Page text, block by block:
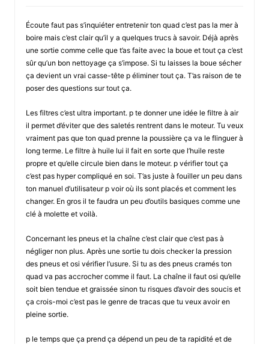
Écoute faut pas s’inquiéter entretenir ton quad c’est pas la mer à
boire mais c’est clair qu’il y a quelques trucs à savoir. Déjà après
une sortie comme celle que t’as faite avec la boue et tout ça c’est
sûr qu’un bon nettoyage ça s’impose. Si tu laisses la boue sécher
ça devient un vrai casse-tête p éliminer tout ça. T’as raison de te
poser des questions sur tout ça.
Les filtres c’est ultra important. p te donner une idée le filtre à air
il permet d’éviter que des saletés rentrent dans le moteur. Tu veux
vraiment pas que ton quad prenne la poussière ça va le flinguer à
long terme. Le filtre à huile lui il fait en sorte que l’huile reste
propre et qu’elle circule bien dans le moteur. p vérifier tout ça
c’est pas hyper compliqué en soi. T’as juste à fouiller un peu dans
ton manuel d’utilisateur p voir où ils sont placés et comment les
changer. En gros il te faudra un peu d’outils basiques comme une
clé à molette et voilà.
Concernant les pneus et la chaîne c’est clair que c’est pas à
négliger non plus. Après une sortie tu dois checker la pression
des pneus et osi vérifier l’usure. Si tu as des pneus cramés ton
quad va pas accrocher comme il faut. La chaîne il faut osi qu’elle
soit bien tendue et graissée sinon tu risques d’avoir des soucis et
ça crois-moi c’est pas le genre de tracas que tu veux avoir en
pleine sortie.
p le temps que ça prend ça dépend un peu de ta rapidité et de